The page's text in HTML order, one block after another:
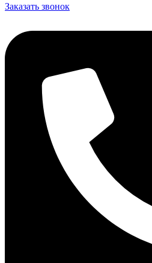
Заказать звонок